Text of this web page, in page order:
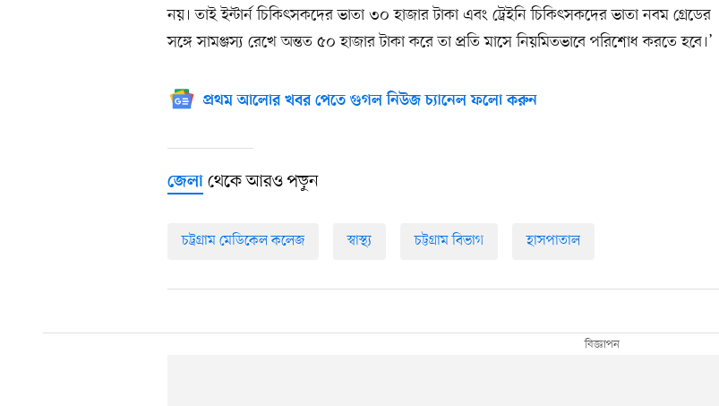
নয়। তাই ইন্টার্ন চিকিৎসকদের ভাতা ৩০ হাজার টাকা এবং ট্রেইনি চিকিৎসকদের ভাতা নবম গ্রেডের
সঙ্গে সামঞ্জস্য রেখে অন্তত ৫০ হাজার টাকা করে তা প্রতি মাসে নিয়মিতভাবে পরিশোধ করতে হবে।’
প্রথম আলোর খবর পেতে গুগল নিউজ চ্যানেল ফলো করুন
জেলা থেকে আরও পড়ুন
চট্রগ্রাম মেডিকেল কলেজ স্বাস্থ্য চট্টগ্রাম বিভাগ হাসপাতাল